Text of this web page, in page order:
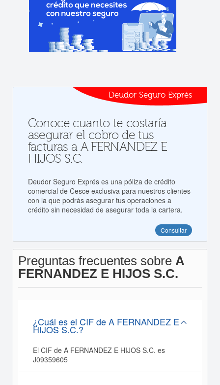
Deudor Seguro Exprés
Conoce cuanto te costaría
asegurar el cobro de tus
facturas a A FERNANDEZ E
HIJOS S.C.
Deudor Seguro Exprés es una póliza de crédito
comercial de Cesce exclusiva para nuestros clientes
con la que podrás asegurar tus operaciones a
crédito sin necesidad de asegurar toda la cartera.
Consultar
Preguntas frecuentes sobre A
FERNANDEZ E HIJOS S.C.
¿Cuál es el CIF de A FERNANDEZ E
HIJOS S.C.?
El CIF de A FERNANDEZ E HIJOS S.C. es
J09359605